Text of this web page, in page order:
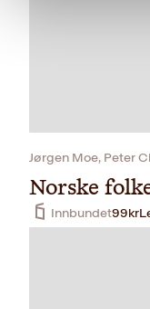
Jørgen Moe, Peter
Norske
Innbundet99kr